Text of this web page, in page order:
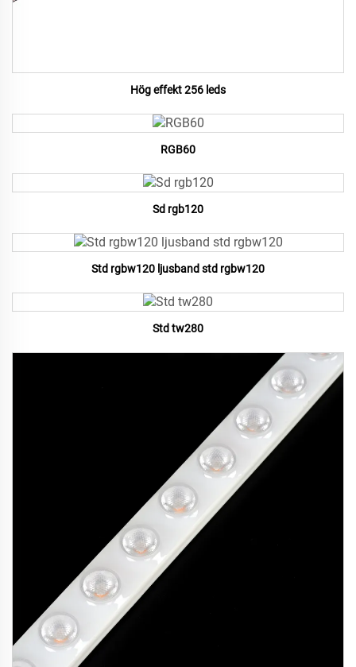
Hög effekt 256 leds
RGB60
Sd rgb120
Std rgbw120 ljusband std rgbw120
Std tw280